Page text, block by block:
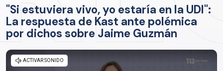
"Si estuviera vivo, yo estaría en la UDI":
La respuesta de Kast ante polémica
por dichos sobre Jaime Guzmán